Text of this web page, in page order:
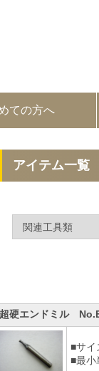
ての方へ
アイテム一覧
超硬エンドミル
■サ
■最